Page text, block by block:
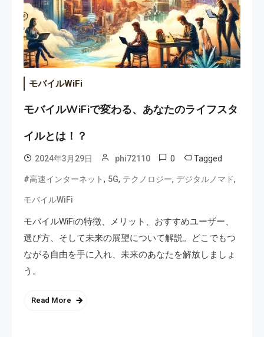
モバイルWiFi
モバイルWiFiで変わる、あなたのライフスタ
イルとは！？
2024年3月29日 phi72110 0 Tagged
#高速インターネット, 5G, テクノロジー, デジタルノマド,
モバイルWiFi
モバイルWiFiの特徴、メリット、おすすめユーザー、
選び方、そして未来の展望について解説。どこでもつ
ながる自由を手に入れ、未来のあなたを解放しましょ
う。
Read More